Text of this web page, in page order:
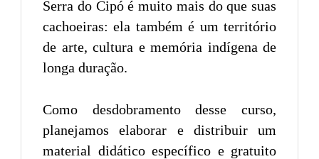
Serra do Cipó é muito mais do que suas
cachoeiras: ela também é um território
de arte, cultura e memória indígena de
longa duração.
Como desdobramento desse curso,
planejamos elaborar e distribuir um
material didático específico e gratuito